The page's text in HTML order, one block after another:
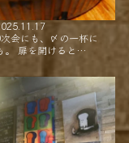
会にも、〆の一杯に
。 扉を開けると…